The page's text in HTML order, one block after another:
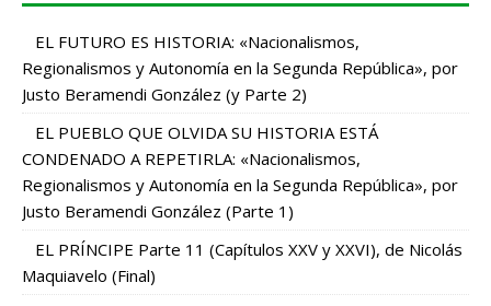
EL FUTURO ES HISTORIA: «Nacionalismos,
Regionalismos y Autonomía en la Segunda República», por
Justo Beramendi González (y Parte 2)
EL PUEBLO QUE OLVIDA SU HISTORIA ESTÁ
CONDENADO A REPETIRLA: «Nacionalismos,
Regionalismos y Autonomía en la Segunda República», por
Justo Beramendi González (Parte 1)
EL PRÍNCIPE Parte 11 (Capítulos XXV y XXVI), de Nicolás
Maquiavelo (Final)